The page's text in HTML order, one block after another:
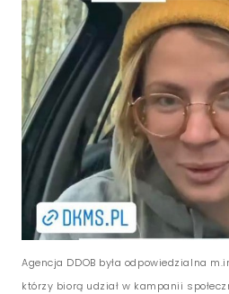
Agencja DDOB była odpowiedzialna
którzy biorą udział w kampanii